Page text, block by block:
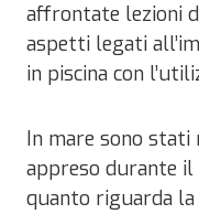
affrontate lezioni
aspetti legati
in piscina con
In mare sono stati
appreso durante
quanto riguarda la